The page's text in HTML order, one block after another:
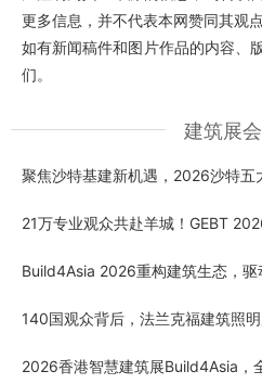
更多信息，并不代表本网赞同其观
如有新闻稿件和图片作品的内容、
们。
建筑展
聚焦沙特基建新机遇，2026沙特五
21万专业观众共赴羊城！GEBT
Build4Asia 2026重构建筑生态，驱
140国观众背后，法兰克福建筑照
2026香港智慧建筑展Build4Asia，